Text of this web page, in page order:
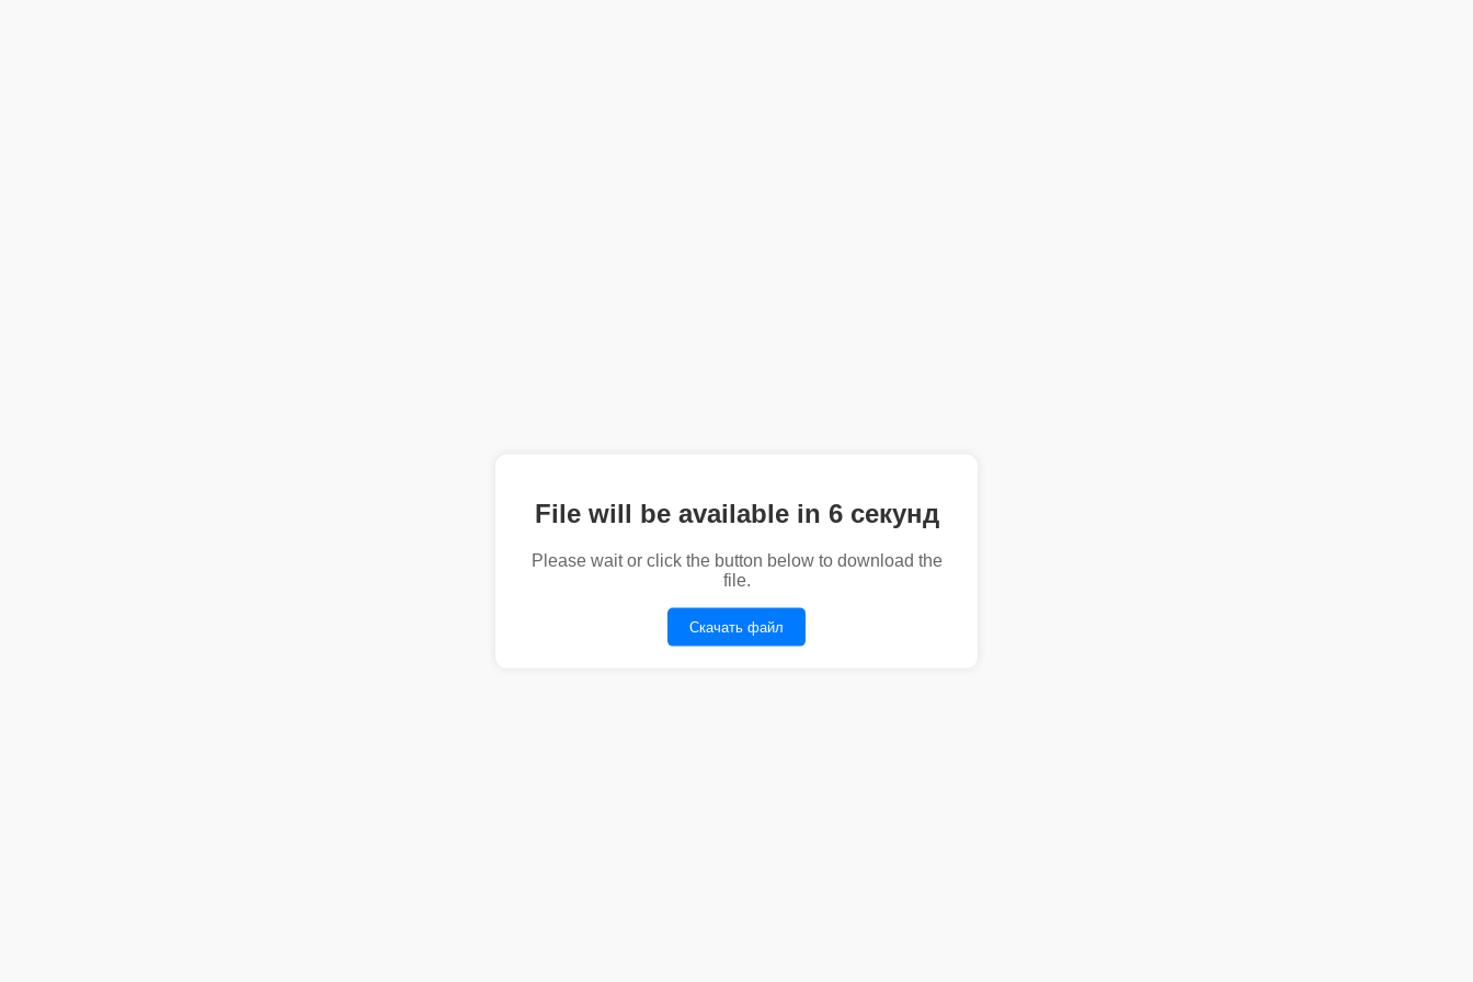
File will be available in 6 секунд
Please wait or click the button below to download the
file.
Скачать файл